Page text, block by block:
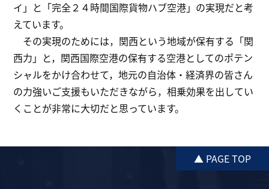
イ」と「完全２４時間国際貨物ハブ空港」の実現だと考
えています。
その実現のためには，関西という地域が保有する「関
西力」と，関西国際空港の保有する空港としてのポテン
シャルをかけ合わせて，地元の自治体・経済界の皆さん
の力強いご支援もいただきながら，相乗効果を出してい
くことが非常に大切だと思っています。
▲ PAGE TOP